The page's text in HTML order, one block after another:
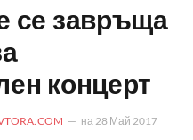
се завръща
концерт
на 28 Май 2017